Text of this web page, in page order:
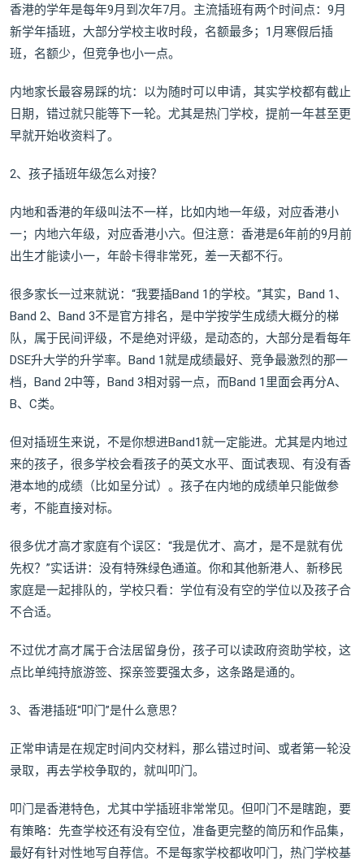
香港的学年是每年9月到次年7月。主流插班有两个时间点：9月
新学年插班，大部分学校主收时段，名额最多；1月寒假后插
班，名额少，但竞争也小一点。
内地家长最容易踩的坑：以为随时可以申请，其实学校都有截止
日期，错过就只能等下一轮。尤其是热门学校，提前一年甚至更
早就开始收资料了。
2、孩子插班年级怎么对接？
内地和香港的年级叫法不一样，比如内地一年级，对应香港小
一；内地六年级，对应香港小六。但注意：香港是6年前的9月前
出生才能读小一，年龄卡得非常死，差一天都不行。
很多家长一过来就说：“我要插Band 1的学校。”其实，Band 1、
Band 2、Band 3不是官方排名，是中学按学生成绩大概分的梯
队，属于民间评级，不是绝对评级，是动态的，大部分是看每年
DSE升大学的升学率。Band 1就是成绩最好、竞争最激烈的那一
档，Band 2中等，Band 3相对弱一点，而Band 1里面会再分A、
B、C类。
但对插班生来说，不是你想进Band1就一定能进。尤其是内地过
来的孩子，很多学校会看孩子的英文水平、面试表现、有没有香
港本地的成绩（比如呈分试）。孩子在内地的成绩单只能做参
考，不能直接对标。
很多优才高才家庭有个误区：“我是优才、高才，是不是就有优
先权？”实话讲：没有特殊绿色通道。你和其他新港人、新移民
家庭是一起排队的，学校只看：学位有没有空的学位以及孩子合
不合适。
不过优才高才属于合法居留身份，孩子可以读政府资助学校，这
点比单纯持旅游签、探亲签要强太多，这条路是通的。
3、香港插班“叩门”是什么意思？
正常申请是在规定时间内交材料，那么错过时间、或者第一轮没
录取，再去学校争取的，就叫叩门。
叩门是香港特色，尤其中学插班非常常见。但叩门不是瞎跑，要
有策略：先查学校还有没有空位，准备更完整的简历和作品集，
最好有针对性地写自荐信。不是每家学校都收叩门，热门学校基